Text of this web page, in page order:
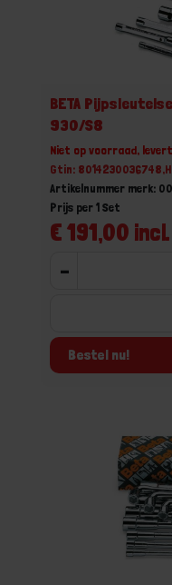
BETA
930/S8
Niet op voorraad,
Gtin:
Artikelnummer merk:
€ 191,00 incl.
Prijs per 1 Set
-
Bestel nu!